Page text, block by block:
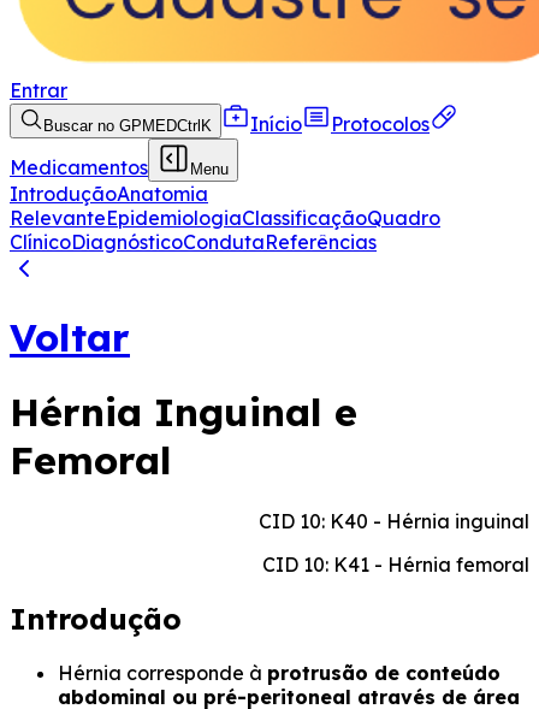
Entrar
Buscar no GPMEDCtrl K Início
Protocolos
Medicamentos
Menu
IntroduçãoAnatomia
RelevanteEpidemiologiaClassificaçãoQuadro
ClínicoDiagnósticoCondutaReferências
Voltar
Hérnia Inguinal e
Femoral
CID 10: K40 - Hérnia inguinal
CID 10: K41 - Hérnia femoral
Introdução
Hérnia corresponde à protrusão de conteúdo
abdominal ou pré-peritoneal através de área